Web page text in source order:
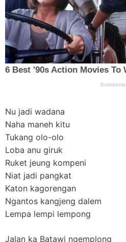
Nu jadi wadana
Naha maneh kitu
Tukang olo-olo
Loba anu giruk
Ruket jeung kompeni
Niat jadi pangkat
Katon kagorengan
Ngantos kangjeng dalem
Lempa lempi lempong
Jalan ka Batawi ngemplong